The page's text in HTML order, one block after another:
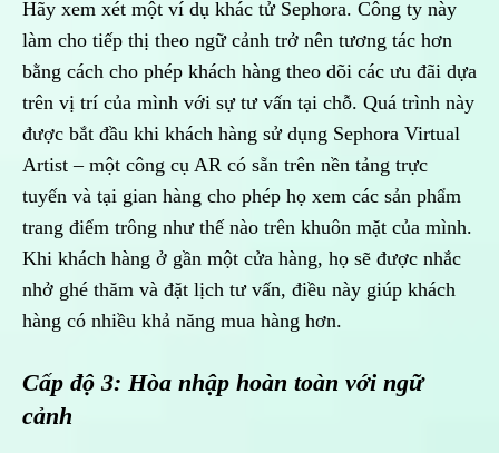
Hãy xem xét một ví dụ khác tử Sephora. Công ty này
làm cho tiếp thị theo ngữ cảnh trở nên tương tác hơn
bằng cách cho phép khách hàng theo dõi các ưu đãi dựa
trên vị trí của mình với sự tư vấn tại chỗ. Quá trình này
được bắt đầu khi khách hàng sử dụng Sephora Virtual
Artist – một công cụ AR có sẵn trên nền tảng trực
tuyến và tại gian hàng cho phép họ xem các sản phẩm
trang điểm trông như thế nào trên khuôn mặt của mình.
Khi khách hàng ở gần một cửa hàng, họ sẽ được nhắc
nhở ghé thăm và đặt lịch tư vấn, điều này giúp khách
hàng có nhiều khả năng mua hàng hơn.
Cấp độ 3: Hòa nhập hoàn toàn với ngữ
cảnh